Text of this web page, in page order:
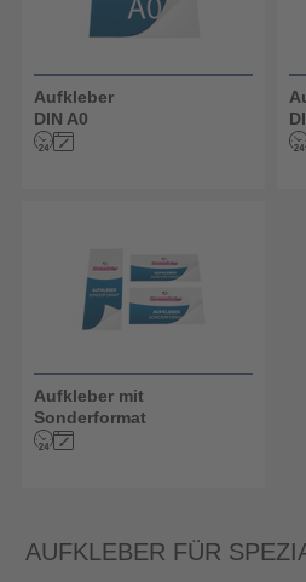
Aufkleber
DIN A0
Aufkleber mit
Sonderformat
AUFKLEBER FÜR